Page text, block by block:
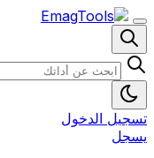
تسجيل الدخول
يسجل